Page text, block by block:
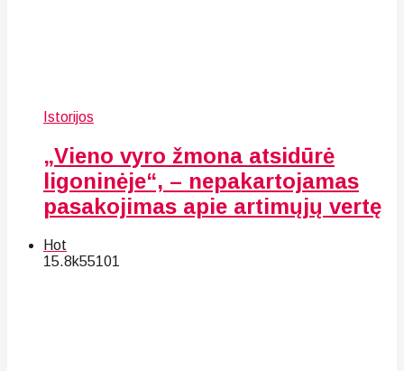
Istorijos
„Vieno vyro žmona atsidūrė
ligoninėje“, – nepakartojamas
pasakojimas apie artimųjų vertę
Hot
15.8k55101